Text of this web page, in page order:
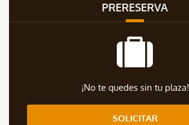
PRERESERVA
¡No te quedes sin tu plaza!
SOLICITAR